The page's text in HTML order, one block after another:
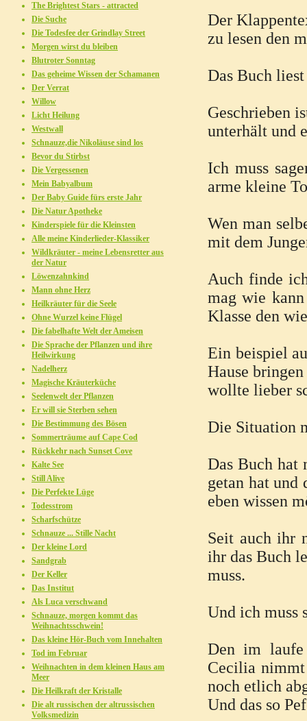
Der
zu lesen den
Das Buch
Geschrieben
unterhält und
Ich muss
arme kleine
Wen man
mit dem
Auch finde
mag wie
Klasse den
Ein beispiel
Hause
wollte lieber
Die Situation
Das Buch hat
getan hat und
eben wissen
Seit auch ihr
ihr das Buch
muss.
Und ich muss
Den im laufe
Cecilia nimmt
noch etlich
Und das so
The Brightest Stars - attracted
Die Suche
Die Todesfee der Grindlay Street
Morgen wirst du bleiben
Blutroter Sonntag
Das geheime Wissen der Schamanen
Der Verrat
Willow
Licht Heilung
Westwall
Schnauze,die Nikoläuse sind los
Bevor du Stirbst
Die Vergessenen
Mein Babyalbum
Der Baby Guide fürs erste Jahr
Die Natur Apotheke
Kinderspiele für die Kleinsten
Alle meine Kinderlieder-Klassiker
Wildkräuter - meine Lebensretter aus
der Natur
Löwenzahnkind
Mann ohne Herz
Heilkräuter für die Seele
Ohne Wurzel keine Flügel
Die fabelhafte Welt der Ameisen
Die Sprache der Pflanzen und ihre
Heilwirkung
Nadelherz
Magische Kräuterküche
Seelenwelt der Pflanzen
Er will sie Sterben sehen
Die Bestimmung des Bösen
Sommerträume auf Cape Cod
Rückkehr nach Sunset Cove
Kalte See
Still Alive
Die Perfekte Lüge
Todesstrom
Scharfschütze
Schnauze ... Stille Nacht
Der kleine Lord
Sandgrab
Der Keller
Das Institut
Als Luca verschwand
Schnauze, morgen kommt das
Weihnachtsschwein!
Das kleine Hör-Buch vom Innehalten
Tod im Februar
Weihnachten in dem kleinen Haus am
Meer
Die Heilkraft der Kristalle
Die alt russischen der altrussischen
Volksmedizin